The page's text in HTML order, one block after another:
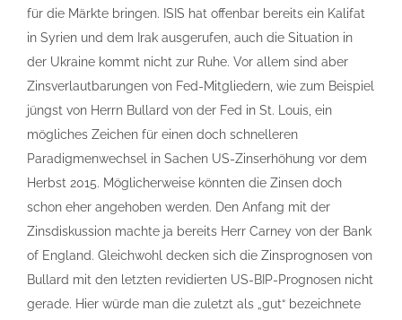
für die Märkte bringen. ISIS hat offenbar bereits ein Kalifat
in Syrien und dem Irak ausgerufen, auch die Situation in
der Ukraine kommt nicht zur Ruhe. Vor allem sind aber
Zinsverlautbarungen von Fed-Mitgliedern, wie zum Beispiel
jüngst von Herrn Bullard von der Fed in St. Louis, ein
mögliches Zeichen für einen doch schnelleren
Paradigmenwechsel in Sachen US-Zinserhöhung vor dem
Herbst 2015. Möglicherweise könnten die Zinsen doch
schon eher angehoben werden. Den Anfang mit der
Zinsdiskussion machte ja bereits Herr Carney von der Bank
of England. Gleichwohl decken sich die Zinsprognosen von
Bullard mit den letzten revidierten US-BIP-Prognosen nicht
gerade. Hier würde man die zuletzt als „gut“ bezeichnete